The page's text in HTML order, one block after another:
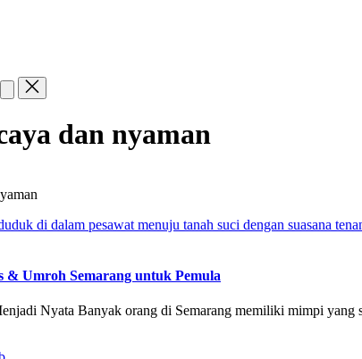
dan nyaman
& Umroh Semarang untuk Pemula
Nyata Banyak orang di Semarang memiliki mimpi